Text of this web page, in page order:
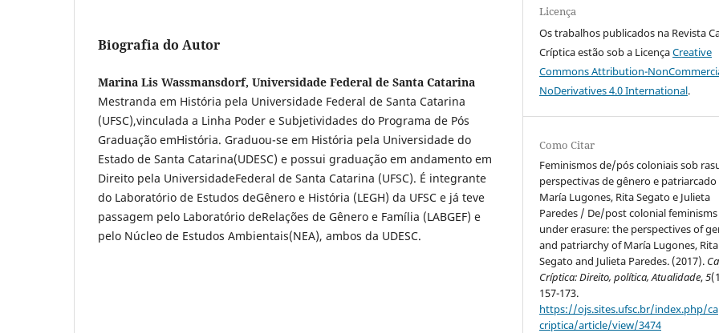
Biografia do Autor
Marina Lis Wassmansdorf, Universidade Federal de Santa Catarina
Mestranda em História pela Universidade Federal de Santa Catarina
(UFSC),vinculada a Linha Poder e Subjetividades do Programa de Pós
Graduação emHistória. Graduou-se em História pela Universidade do
Estado de Santa Catarina(UDESC) e possui graduação em andamento em
Direito pela UniversidadeFederal de Santa Catarina (UFSC). É integrante
do Laboratório de Estudos deGênero e História (LEGH) da UFSC e já teve
passagem pelo Laboratório deRelações de Gênero e Família (LABGEF) e
pelo Núcleo de Estudos Ambientais(NEA), ambos da UDESC.
Licença
Os trabalhos publicados na Revista
Críptica estão sob a LicençaCreative
Commons Attribution-
NoDerivatives 4.0 International.
Como Citar
Feminismos de/pós coloniais sob
perspectivas de gênero e patriarcado
María Lugones, Rita Segato e Julieta
Paredes / De/post colonial feminisms
under erasure: the perspectives of
and patriarchy of María Lugones, Rita
Segato and Julieta Paredes. (2017).
Críptica: Direito, política, Atualidade,5
157-173.
https://ojs.sites.ufsc.br/index.php/
criptica/article/view/3474